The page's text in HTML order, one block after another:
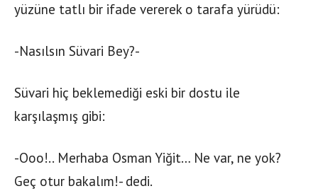
yüzüne tatlı bir ifade vererek o tarafa yürüdü:
-Nasılsın Süvari Bey?-
Süvari hiç beklemediği eski bir dostu ile
karşılaşmış gibi:
-Ooo!.. Merhaba Osman Yiğit… Ne var, ne yok?
Geç otur bakalım!- dedi.